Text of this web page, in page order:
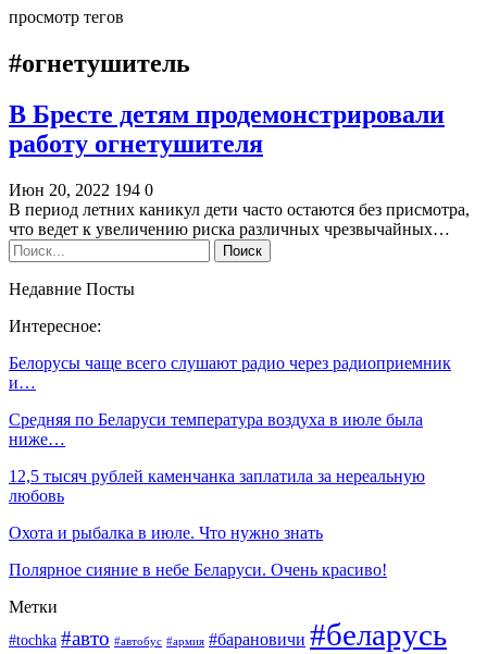
просмотр тегов
#огнетушитель
В Бресте детям продемонстрировали
работу огнетушителя
Июн 20, 2022 194 0
В период летних каникул дети часто остаются без присмотра,
что ведет к увеличению риска различных чрезвычайных…
Недавние Посты
Интересное:
Белорусы чаще всего слушают радио через радиоприемник
и…
Средняя по Беларуси температура воздуха в июле была
ниже…
12,5 тысяч рублей каменчанка заплатила за нереальную
любовь
Охота и рыбалка в июле. Что нужно знать
Полярное сияние в небе Беларуси. Очень красиво!
Метки
#tochka #авто #автобус #армия #барановичи #беларусь